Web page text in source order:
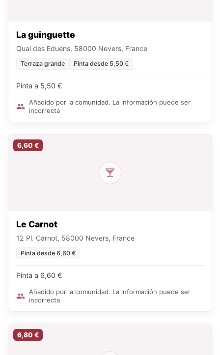
La guinguette
Quai des Eduens, 58000 Nevers, France
Terraza grande Pinta desde 5,50 €
Pinta a 5,50 €
Añadido por la comunidad. La información puede ser
incorrecta
6,60 €
Le Carnot
12 Pl. Carnot, 58000 Nevers, France
Pinta desde 6,60 €
Pinta a 6,60 €
Añadido por la comunidad. La información puede ser
incorrecta
6,80 €